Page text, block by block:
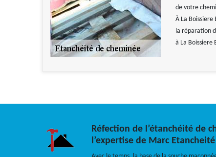
de votre
À La
la réparation
à La Boissiere
Réfection de l’étanchéité de
l’expertise de Marc